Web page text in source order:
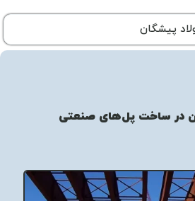
در ساخت پل‌های صنعتی